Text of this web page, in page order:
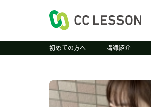
初めての方へ 講師紹介